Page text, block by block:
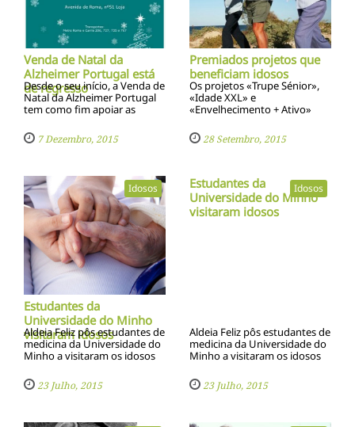
Venda de Natal da
Alzheimer Portugal está
de regresso
Desde o seu início, a Venda de
Natal da Alzheimer Portugal
tem como fim apoiar as
Alzheimer e outras
demências, no acesso a
7 Dezembro, 2015
Premiados projetos que
beneficiam idosos
Os projetos «Trupe Sénior»,
«Idade XXL» e
«Envelhecimento + Ativo»
sua capacidade para dar
resposta a problemas sociais
28 Setembro, 2015
Idosos
Estudantes da
Universidade do Minho
visitaram idosos
Aldeia Feliz pôs estudantes de
medicina da Universidade do
Minho a visitaram os idosos
Aguiar.
23 Julho, 2015
Idosos
Estudantes da
Universidade do Minho
visitaram idosos
Aldeia Feliz pôs estudantes de
medicina da Universidade do
Minho a visitaram os idosos
Aguiar.
23 Julho, 2015